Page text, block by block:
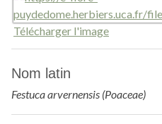
Télécharger l'image
Nom latin
Festuca arvernensis (Poaceae)